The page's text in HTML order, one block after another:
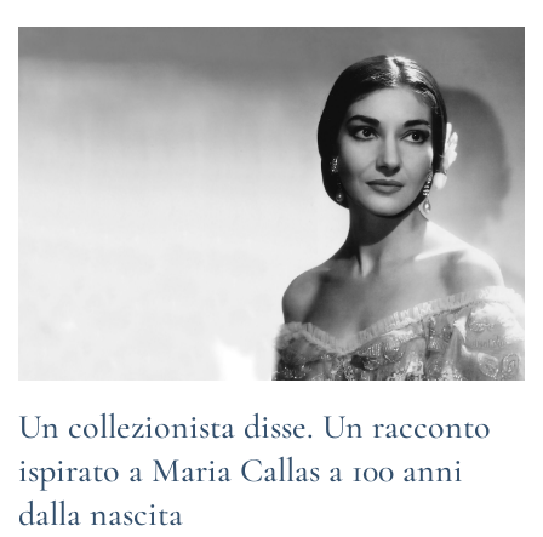
Un collezionista disse. Un racconto
ispirato a Maria Callas a 100 anni
dalla nascita